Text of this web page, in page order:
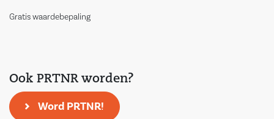
Gratis waardebepaling
Ook PRTNR worden?
Word PRTNR!